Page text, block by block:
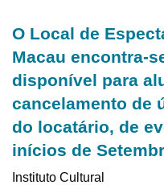
O Local de
Macau encontra-
disponível para
cancelamento de
do locatário, de
inícios de
Instituto Cultural